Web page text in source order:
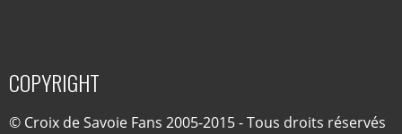
COPYRIGHT
© Croix de Savoie Fans 2005-2015 - Tous droits réservés